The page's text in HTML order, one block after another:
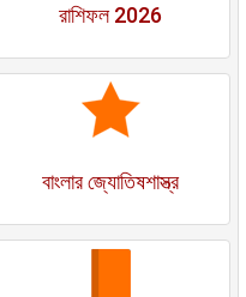
রাশিফল 2026
বাংলার জ্যোতিষশাস্ত্র